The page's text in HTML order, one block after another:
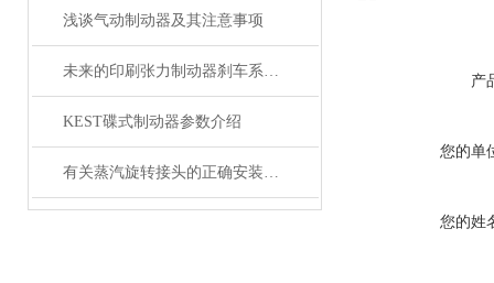
浅谈气动制动器及其注意事项
未来的印刷张力制动器刹车系统将更加智能化、自动化
KEST碟式制动器参数介绍
有关蒸汽旋转接头的正确安装顺序
产
您的单
您的姓